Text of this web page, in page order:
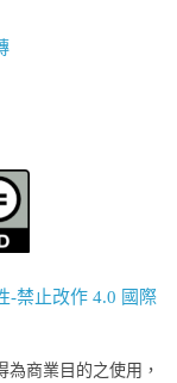
-禁止改作 4.0 國際
商業目的之使用，